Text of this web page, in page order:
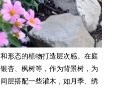
形态的植物打造层次感。在庭
杏、枫树等，作为背景树，为
层搭配一些灌木，如月季、绣